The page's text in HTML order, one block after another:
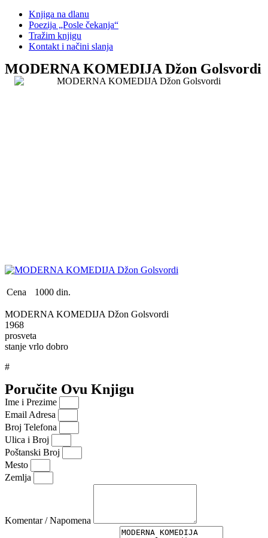
Knjiga na dlanu
Poezija „Posle čekanja“
Tražim knjigu
Kontakt i načini slanja
MODERNA KOMEDIJA Džon Golsvordi
Cena 1000 din.
MODERNA KOMEDIJA Džon Golsvordi
1968
prosveta
stanje vrlo dobro
#
Poručite Ovu Knjigu
Ime i Prezime
Email Adresa
Broj Telefona
Ulica i Broj
Poštanski Broj
Mesto
Zemlja
Komentar / Napomena